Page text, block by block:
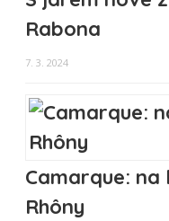
Rabona
7. 3. 2024
Camarque:
Rhôny